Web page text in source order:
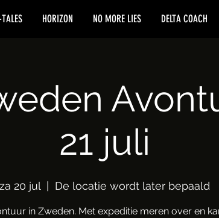
HORIZON NO MORE LIES DELTA COACH
21 juli
za 20 jul De locatie wordt later bepaald
in Zweden. Met expeditie meren over en